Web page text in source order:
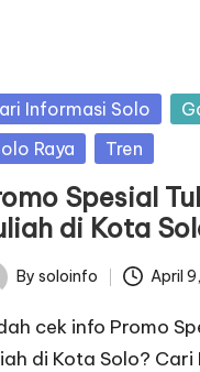
Informasi Solo
Raya
Tren
Spesial
di Kota
By soloinfo April
cek info Promo
di Kota Solo?